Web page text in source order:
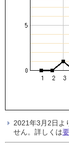
2021年3月2日よ
せん。詳しくは